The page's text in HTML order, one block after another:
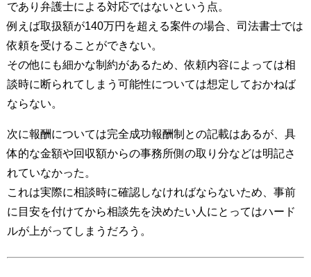
であり弁護士による対応ではないという点。
例えば取扱額が140万円を超える案件の場合、司法書士では
依頼を受けることができない。
その他にも細かな制約があるため、依頼内容によっては相
談時に断られてしまう可能性については想定しておかねば
ならない。
次に報酬については完全成功報酬制との記載はあるが、具
体的な金額や回収額からの事務所側の取り分などは明記さ
れていなかった。
これは実際に相談時に確認しなければならないため、事前
に目安を付けてから相談先を決めたい人にとってはハード
ルが上がってしまうだろう。